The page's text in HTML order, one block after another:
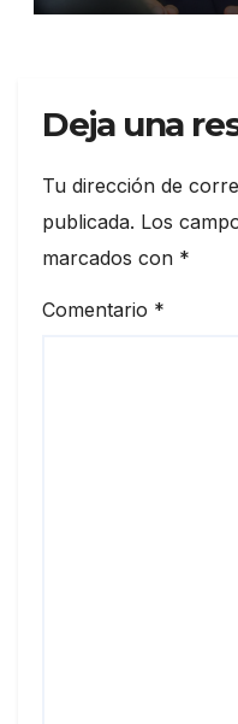
Deja una
Tu dirección de
publicada. Los
marcados con *
Comentario *